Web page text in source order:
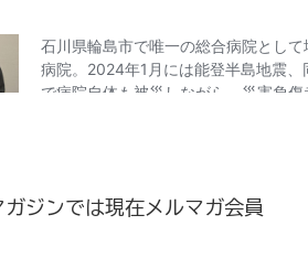
ジンでは現在メルマガ会員